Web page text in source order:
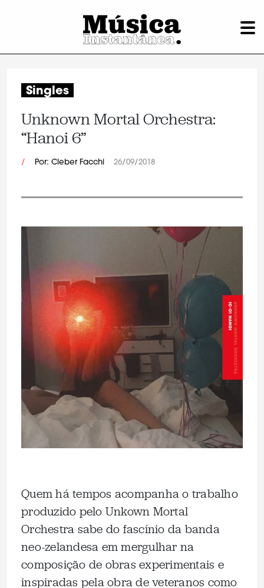
Singles
Unknown Mortal Orchestra:
“Hanoi 6”
/ Por: Cleber Facchi 26/09/2018
Quem há tempos acompanha o trabalho
produzido pelo Unkown Mortal
Orchestra sabe do fascínio da banda
neo-zelandesa em mergulhar na
composição de obras experimentais e
inspiradas pela obra de veteranos como